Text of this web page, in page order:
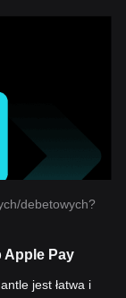
debetowych?
Apple Pay
jest łatwa i